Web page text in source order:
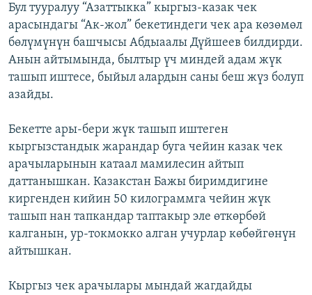
БИЗ ЖАНА ДҮЙНӨ
ЭЖЕ-СИҢДИЛЕР
Русский
ОНЛАЙН ШЕРИНЕ
ЭЕ/АРнун бардык сайттары
Бул тууралуу “Азаттыкка” кыргыз-казак чек
арасындагы “Ак-жол” бекетиндеги чек ара көзөмөл
бөлүмүнүн башчысы Абдыаалы Дүйшеев билдирди.
Анын айтымында, былтыр үч миндей адам жүк
ташып иштесе, быйыл алардын саны беш жүз болуп
азайды.
Бекетте ары-бери жүк ташып иштеген
кыргызстандык жарандар буга чейин казак чек
арачыларынын катаал мамилесин айтып
даттанышкан. Казакстан Бажы биримдигине
киргенден кийин 50 килограммга чейин жүк
ташып нан тапкандар таптакыр эле өткөрбөй
калганын, ур-токмокко алган учурлар көбөйгөнүн
айтышкан.
Кыргыз чек арачылары мындай жагдайды